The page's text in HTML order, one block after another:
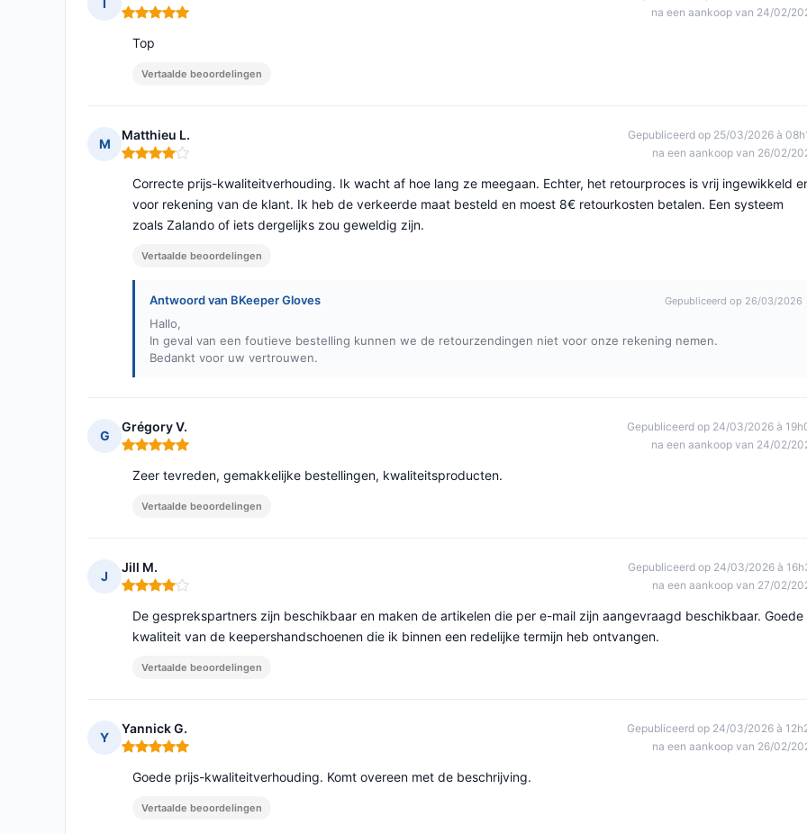
I
Opmerking: 5 van 5
na een aankoop van 24/02/
Top
Vertaalde beoordelingen
M
Matthieu L.
Opmerking: 4 van 5
Gepubliceerd op 25/03/2026 à
na een aankoop van 26/02/
Correcte prijs-kwaliteitverhouding. Ik wacht af hoe lang ze meegaan. Echter, het retourproces is vrij ingewikkeld
voor rekening van de klant. Ik heb de verkeerde maat besteld en moest 8€ retourkosten betalen. Een systeem
zoals Zalando of iets dergelijks zou geweldig zijn.
Vertaalde beoordelingen
Antwoord van BKeeper Gloves Gepubliceerd op 26/03/2026
Hallo,
In geval van een foutieve bestelling kunnen we de retourzendingen niet voor onze rekening nemen.
Bedankt voor uw vertrouwen.
G
Grégory V.
Opmerking: 5 van 5
Gepubliceerd op 24/03/2026 à
na een aankoop van 24/02/
Zeer tevreden, gemakkelijke bestellingen, kwaliteitsproducten.
Vertaalde beoordelingen
J
Jill M.
Opmerking: 4 van 5
Gepubliceerd op 24/03/2026 à
na een aankoop van 27/02/
De gesprekspartners zijn beschikbaar en maken de artikelen die per e-mail zijn aangevraagd beschikbaar. Goede
kwaliteit van de keepershandschoenen die ik binnen een redelijke termijn heb ontvangen.
Vertaalde beoordelingen
Y
Yannick G.
Opmerking: 5 van 5
Gepubliceerd op 24/03/2026 à
na een aankoop van 26/02/
Goede prijs-kwaliteitverhouding. Komt overeen met de beschrijving.
Vertaalde beoordelingen